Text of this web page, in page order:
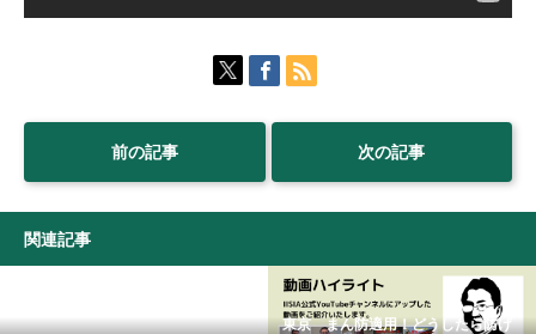
前の記事 次の記事
関連記事
東京 まん防適用！どうしたら防げ